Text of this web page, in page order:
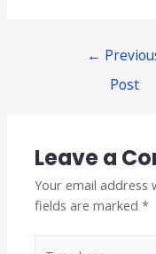
←
Post
Leave a
Your email address
fields are marked*